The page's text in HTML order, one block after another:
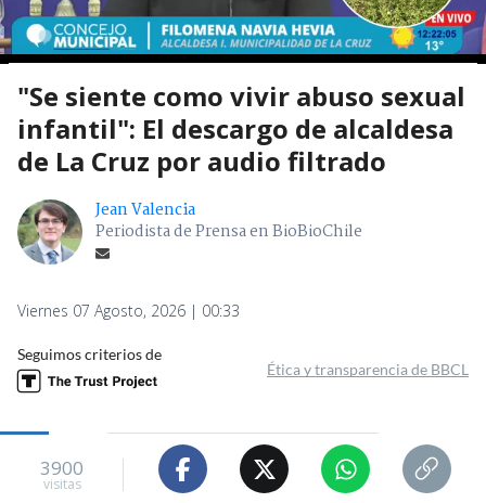
"Se siente como vivir abuso sexual
infantil": El descargo de alcaldesa
de La Cruz por audio filtrado
Jean Valencia
Periodista de Prensa en BioBioChile
Viernes 07 Agosto, 2026 | 00:33
Seguimos criterios de
Ética y transparencia de BBCL
3900
visitas